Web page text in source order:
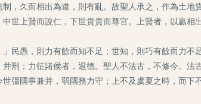
久而相出為道，則有亂。故聖人承之，作為土
上賢而說仁，下世貴貴而尊官。上賢者，以贏
愚，則力有餘而知不足；世知，則巧有餘而力不
；力征諸侯者，退德。聖人不法古，不修今。
國事兼并，弱國務力守；上不及虞夏之時，而